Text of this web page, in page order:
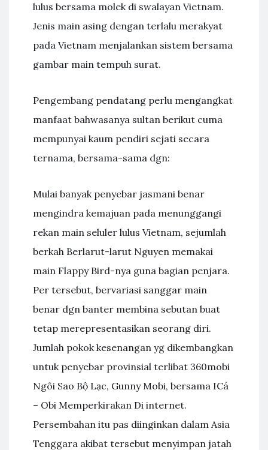
lulus bersama molek di swalayan Vietnam.
Jenis main asing dengan terlalu merakyat
pada Vietnam menjalankan sistem bersama
gambar main tempuh surat.
Pengembang pendatang perlu mengangkat
manfaat bahwasanya sultan berikut cuma
mempunyai kaum pendiri sejati secara
ternama, bersama-sama dgn:
Mulai banyak penyebar jasmani benar
mengindra kemajuan pada menunggangi
rekan main seluler lulus Vietnam, sejumlah
berkah Berlarut-larut Nguyen memakai
main Flappy Bird-nya guna bagian penjara.
Per tersebut, bervariasi sanggar main
benar dgn banter membina sebutan buat
tetap merepresentasikan seorang diri.
Jumlah pokok kesenangan yg dikembangkan
untuk penyebar provinsial terlibat 360mobi
Ngôi Sao Bộ Lạc, Gunny Mobi, bersama ICá
– Obi Memperkirakan Di internet.
Persembahan itu pas diinginkan dalam Asia
Tenggara akibat tersebut menyimpan jatah